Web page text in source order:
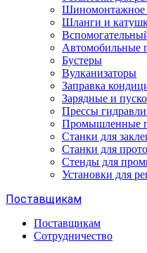
Шиномонтажное
Шланги и
Автомобильные
Бустеры
Вулканизаторы
Заправка
Зарядные и
Прессы
Промышленные
Станки для
Станки для
Стенды для
Установки для
Поставщикам
Поставщикам
Сотрудничество